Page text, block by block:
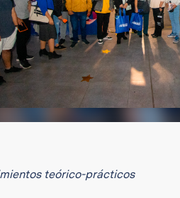
teórico-prácticos